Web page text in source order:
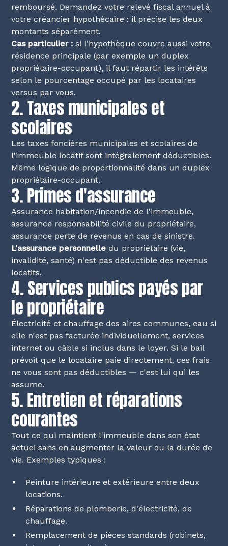
remboursé. Demandez votre relevé fiscal annuel à
votre créancier hypothécaire : il précise les deux
montants séparément.
Cas particulier : si l'hypothèque couvre aussi votre
résidence principale (par exemple un duplex
propriétaire-occupant), il faut répartir les intérêts
selon le pourcentage occupé par les locataires
versus par vous.
2. Taxes municipales et
scolaires
Les taxes foncières municipales et scolaires de
l'immeuble locatif sont intégralement déductibles.
Même logique de proportionnalité dans un duplex
propriétaire-occupant.
3. Primes d'assurance
Assurance habitation/incendie de l'immeuble,
assurance responsabilité civile du propriétaire,
assurance perte de revenus en cas de sinistre.
L'assurance personnelle du propriétaire (vie,
invalidité, santé) n'est pas déductible des revenus
locatifs.
4. Services publics payés par
le propriétaire
Électricité et chauffage des aires communes, eau si
elle n'est pas facturée individuellement, services
internet ou câble si inclus dans le loyer. Si le bail
prévoit que le locataire paie directement, ces frais
ne vous sont pas déductibles — c'est lui qui les
assume.
5. Entretien et réparations
courantes
Tout ce qui maintient l'immeuble dans son état
actuel sans en augmenter la valeur ou la durée de
vie. Exemples typiques :
Peinture intérieure et extérieure entre deux
locations.
Réparations de plomberie, d'électricité, de
chauffage.
Remplacement de pièces standards (robinets,